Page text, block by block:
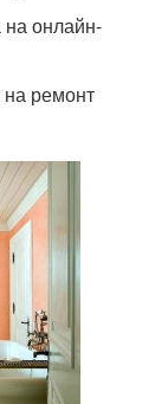
на онлайн-
на ремонт